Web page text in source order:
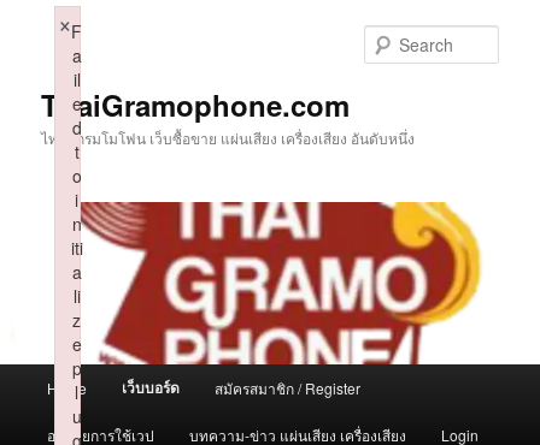
ThaiGramophone.com
ไทยแกรมโมโฟน เว็บซื้อขาย แผ่นเสียง เครื่องเสียง อันดับหนึ่ง
Home เว็บบอร์ด สมัครสมาชิก / Register
อธิบายการใช้เวป บทความ-ข่าว แผ่นเสียง เครื่องเสียง Login
F
a
il
e
d
t
o
i
n
iti
a
li
z
e
p
l
u
g
×